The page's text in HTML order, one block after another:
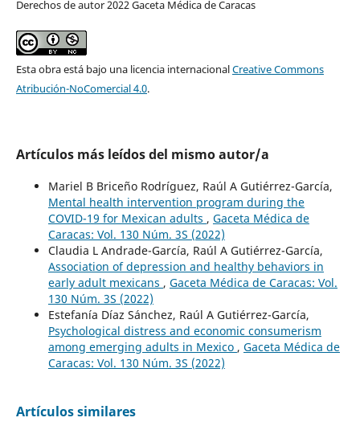
Derechos de autor 2022 Gaceta Médica de Caracas
Esta obra está bajo una licencia internacionalCreative Commons
Atribución-NoComercial 4.0.
Artículos más leídos del mismo autor/a
Mariel B Briceño Rodríguez, Raúl A Gutiérrez-García,
Mental health intervention program during the
COVID-19 for Mexican adults , Gaceta Médica de
Caracas: Vol. 130 Núm. 3S (2022)
Claudia L Andrade-García, Raúl A Gutiérrez-García,
Association of depression and healthy behaviors in
early adult mexicans , Gaceta Médica de Caracas: Vol.
130 Núm. 3S (2022)
Estefanía Díaz Sánchez, Raúl A Gutiérrez-García,
Psychological distress and economic consumerism
among emerging adults in Mexico , Gaceta Médica de
Caracas: Vol. 130 Núm. 3S (2022)
Artículos similares